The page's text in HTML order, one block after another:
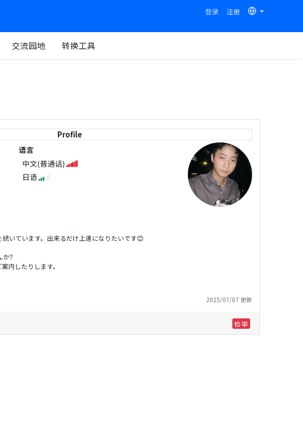
登录 注册
交流园地 转换工具
Profile
语言
中文(普通话)
日语
いています。出来るだけ上達になりたいです😊
？
内したりします。
2025/07/07 更新
检举